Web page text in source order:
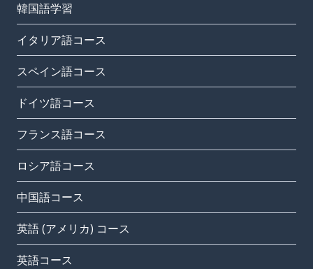
韓国語学習
イタリア語コース
スペイン語コース
ドイツ語コース
フランス語コース
ロシア語コース
中国語コース
英語 (アメリカ) コース
英語コース